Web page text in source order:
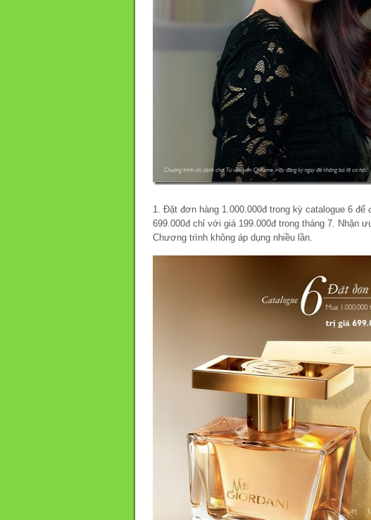
1. Đặt đơn hàng 1.000.000đ trong kỳ catalogue 6
699.000đ chỉ với giá 199.000đ trong tháng 7. Nhận
Chương trình không áp dụng nhiều lần.